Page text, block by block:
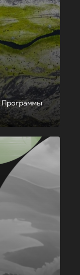
Программы